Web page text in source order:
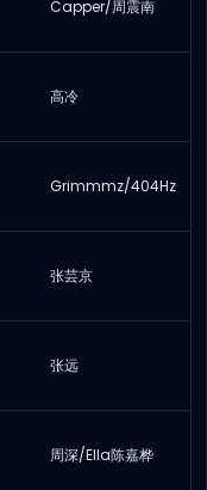
Capper/周震南
高冷
Grimmmz/404Hz
张芸京
张远
周深/Ella陈嘉桦